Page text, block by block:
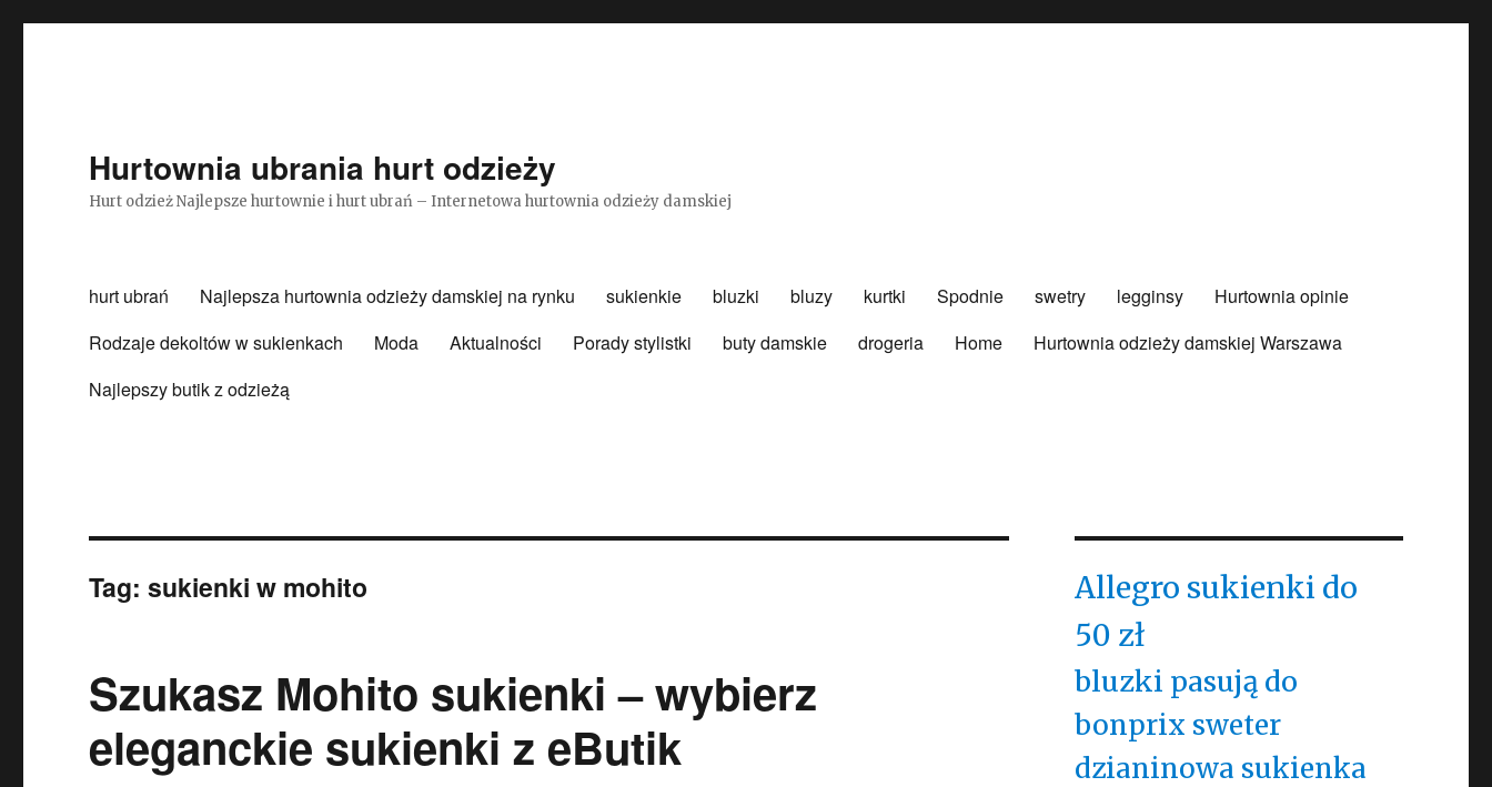
Hurtownia ubrania hurt odzieży
Hurt odzież Najlepsze hurtownie i hurt ubrań – Internetowa hurtownia odzieży damskiej
hurt ubrań Najlepsza hurtownia odzieży damskiej na rynku sukienkie bluzki bluzy kurtki Spodnie swetry legginsy
Hurtownia opinie
Rodzaje dekoltów w sukienkach
Moda Aktualności Porady stylistki buty damskie drogeria Home
Hurtownia odzieży damskiej Warszawa
Najlepszy butik z odzieżą
Tag:sukienki w mohito
Szukasz Mohito sukienki – wybierz
eleganckie sukienki z eButik
Allegro sukienki do
50 zł
bluzki pasują do
bonprix sweter
dzianinowa sukienka